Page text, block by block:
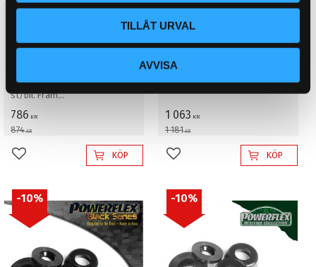
TILLÅT URVAL
AVVISA
krängningshämmare
Bild nr: 3. Pris komplett sats. 2
st/bil. Fram
krängningshämmare
infästning bussning 28mm
786 KR
874KR
Lägg till i favoriterKÖP
(1992-1996) Fram
topplagringar stötdämpare
Bild nr: 8. Pris komplett sats. 2
st/bil. Fram topplagringar
stötdämpare Absorber fäste
1 063 KR
1 181KR
Lägg till i favoriterKÖP
10% 10%